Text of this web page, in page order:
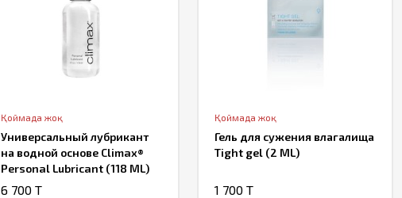
Қоймада жоқ
Универсальный лубрикант
на водной основе Climax®
Personal Lubricant (118 ML)
6 700 T
Қоймада жоқ
Гель для сужения влагалища
Tight gel (2 ML)
1 700 T